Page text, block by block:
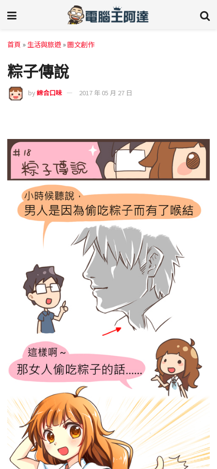
首頁 » 生活與旅遊 »圖文創作
粽子傳說
by綜合口味 2017 年 05 月 27 日